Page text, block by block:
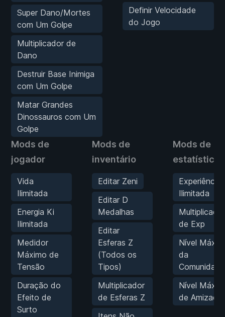
Super Dano/Mortes
com Um Golpe
Multiplicador de
Dano
Destruir Base Inimiga
com Um Golpe
Matar Grandes
Dinossauros com Um
Golpe
Definir Velocidade
do Jogo
Mods de
jogador
Vida
Ilimitada
Energia Ki
Ilimitada
Medidor
Máximo de
Tensão
Duração do
Efeito de
Surto
Mods de
inventário
Editar Zeni
Editar D
Medalhas
Editar
Esferas Z
(Todos os
Tipos)
Multiplicador
de Esferas Z
Mods de
estatísticas
Experiência
Ilimitada
Multiplicador
de Exp
Nível
da
Comunidade
Nível
de Amizade